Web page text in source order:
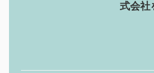
式会社